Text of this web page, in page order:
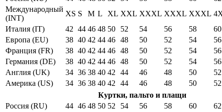
Международный
(INT)
XS S M L XL XXL XXXL XXXL XXXL
Италия (IT)
42 44 46 48 50 52 54 56 58
60
Европа (EU)
38 40 42 44 46 48 50 52 54
56
Франция (FR)
38 40 42 44 46 48 50 52 54
56
Германия (DE)
38 40 42 44 46 48 50 52 54
56
Англия (UK)
34 36 38 40 42 44 46 48 50
52
Америка (US)
34 36 38 40 42 44 46 48 50
52
Куртки, пальто и плащи
Россия (RU)
44 46 48 50 52 54 56 58 60
62